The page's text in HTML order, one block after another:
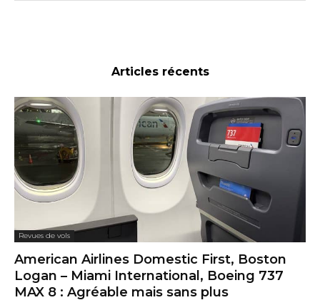
Articles récents
Revues de vols
American Airlines Domestic First, Boston
Logan – Miami International, Boeing 737
MAX 8 : Agréable mais sans plus